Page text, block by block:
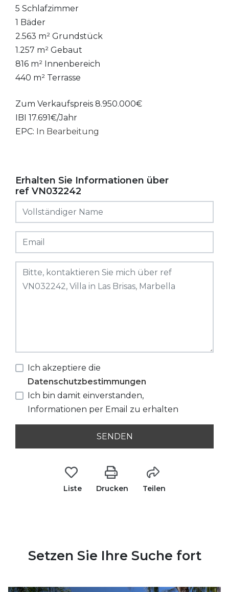
Erhalten Sie Informationen über
ref VN032242
Ich akzeptiere die
Datenschutzbestimmungen
Ich bin damit einverstanden,
Informationen per Email zu erhalten
SENDEN
Liste Drucken Teilen
5 Schlafzimmer
1 Bäder
2.563 m² Grundstück
1.257 m² Gebaut
816 m² Innenbereich
440 m² Terrasse
Zum Verkaufspreis 8.950.000€
IBI 17.691€/Jahr
EPC: In Bearbeitung
Setzen Sie Ihre Suche fort